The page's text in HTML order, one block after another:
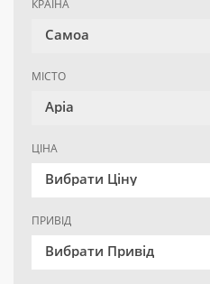
КРАЇНА
Самоа
МІСТО
Apia
ЦІНА
Вибрати Ціну
ПРИВІД
Вибрати Привід